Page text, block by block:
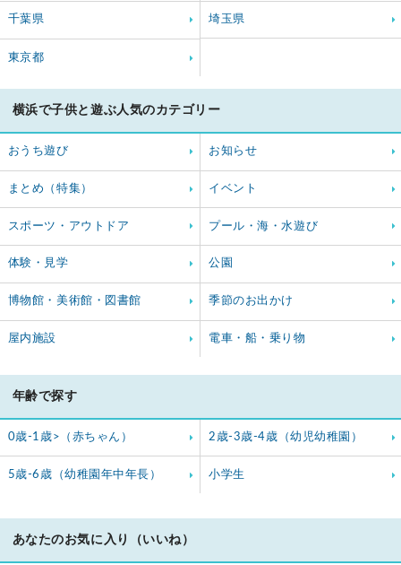
千葉県 埼玉県
東京都
横浜で子供と遊ぶ人気のカテゴリー
おうち遊び お知らせ
まとめ（特集） イベント
スポーツ・アウトドア プール・海・水遊び
体験・見学 公園
博物館・美術館・図書館 季節のお出かけ
屋内施設 電車・船・乗り物
年齢で探す
0歳-1歳>（赤ちゃん） 2歳-3歳-4歳（幼児幼稚園）
5歳-6歳（幼稚園年中年長） 小学生
あなたのお気に入り（いいね）